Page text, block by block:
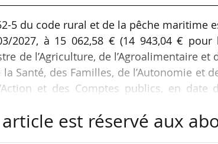
5 du code rural et de la pêche maritime
2027, à 15 062,58 € (14 943,04 € pour
de l’Agriculture, de l’Agroalimentaire et
Santé, des Familles, de l’Autonomie et
et des Comptes publics, en date
à compter de sa publication au JO.
article est réservé aux